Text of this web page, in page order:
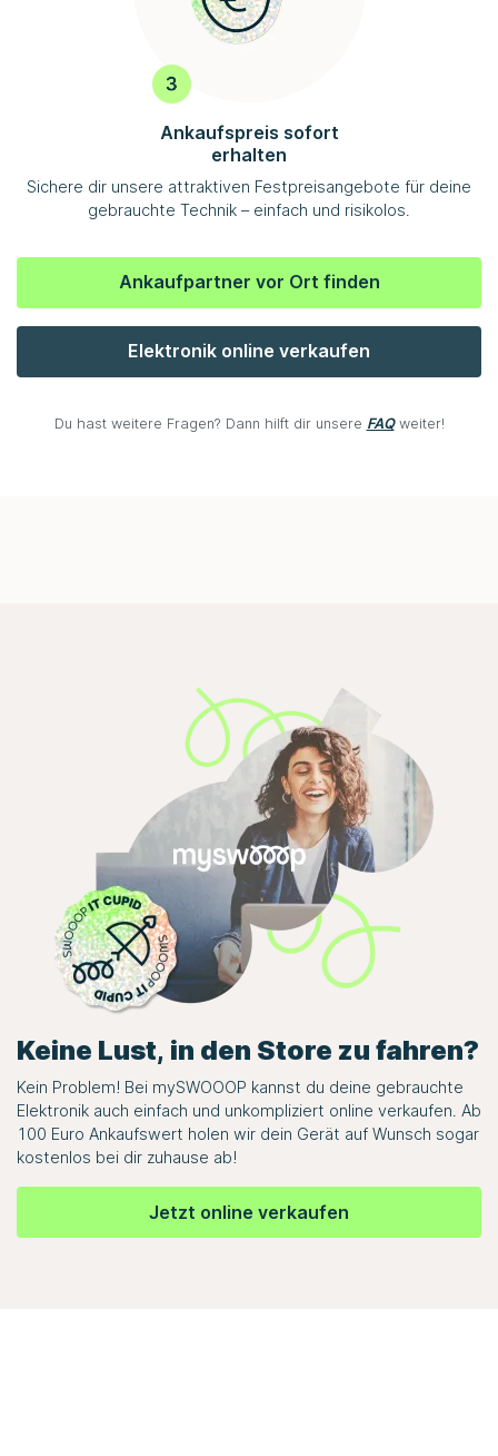
Ankaufspreis sofort
erhalten
Sichere dir unsere attraktiven Festpreisangebote für deine
gebrauchte Technik – einfach und risikolos.
Ankaufpartner vor Ort finden
Elektronik online verkaufen
Du hast weitere Fragen? Dann hilft dir unsere FAQweiter!
Keine Lust, in den Store zu fahren?
Kein Problem! Bei mySWOOOP kannst du deine gebrauchte
Elektronik auch einfach und unkompliziert online verkaufen. Ab
100 Euro Ankaufswert holen wir dein Gerät auf Wunsch sogar
kostenlos bei dir zuhause ab!
Jetzt online verkaufen